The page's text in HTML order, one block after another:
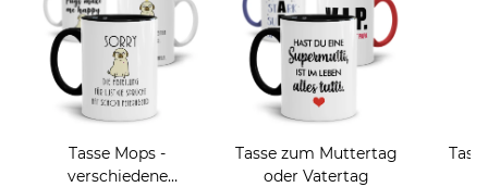
Tasse Mops -
verschiedene
Tasse zum Muttertag
oder Vatertag